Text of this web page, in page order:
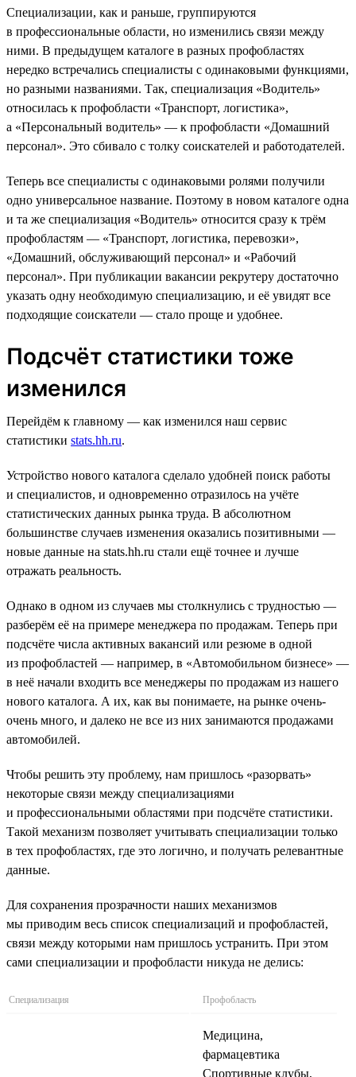
Специализации, как и раньше, группируются
в профессиональные области, но изменились связи между
ними. В предыдущем каталоге в разных профобластях
нередко встречались специалисты с одинаковыми функциями,
но разными названиями. Так, специализация «Водитель»
относилась к профобласти «Транспорт, логистика»,
а «Персональный водитель» — к профобласти «Домашний
персонал». Это сбивало с толку соискателей и работодателей.
Теперь все специалисты с одинаковыми ролями получили
одно универсальное название. Поэтому в новом каталоге одна
и та же специализация «Водитель» относится сразу к трём
профобластям — «Транспорт, логистика, перевозки»,
«Домашний, обслуживающий персонал» и «Рабочий
персонал». При публикации вакансии рекрутеру достаточно
указать одну необходимую специализацию, и её увидят все
подходящие соискатели — стало проще и удобнее.
Подсчёт статистики тоже
изменился
Перейдём к главному — как изменился наш сервис
статистики stats.hh.ru.
Устройство нового каталога сделало удобней поиск работы
и специалистов, и одновременно отразилось на учёте
статистических данных рынка труда. В абсолютном
большинстве случаев изменения оказались позитивными —
новые данные на stats.hh.ru стали ещё точнее и лучше
отражать реальность.
Однако в одном из случаев мы столкнулись с трудностью —
разберём её на примере менеджера по продажам. Теперь при
подсчёте числа активных вакансий или резюме в одной
из профобластей — например, в «Автомобильном бизнесе» —
в неё начали входить все менеджеры по продажам из нашего
нового каталога. А их, как вы понимаете, на рынке очень-
очень много, и далеко не все из них занимаются продажами
автомобилей.
Чтобы решить эту проблему, нам пришлось «разорвать»
некоторые связи между специализациями
и профессиональными областями при подсчёте статистики.
Такой механизм позволяет учитывать специализации только
в тех профобластях, где это логично, и получать релевантные
данные.
Для сохранения прозрачности наших механизмов
мы приводим весь список специализаций и профобластей,
связи между которыми нам пришлось устранить. При этом
сами специализации и профобласти никуда не делись:
Специализация Профобласть
Медицина,
фармацевтика
Спортивные клубы,